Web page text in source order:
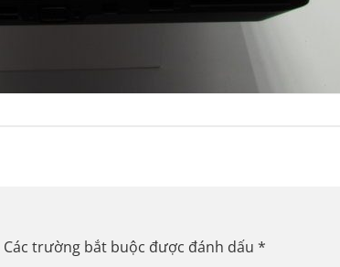
Các trường bắt buộc được đánh dấu *